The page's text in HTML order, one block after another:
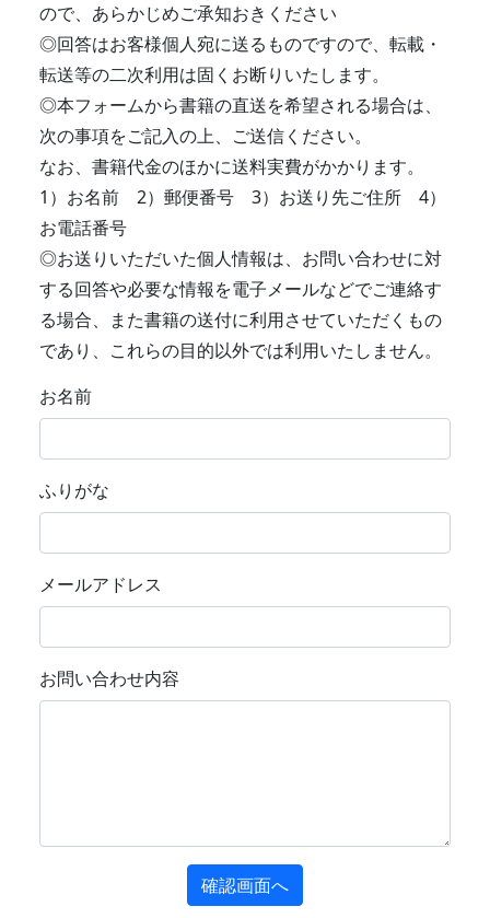
ので、あらかじめご承知おきください
◎回答はお客様個人宛に送るものですので、転載・
転送等の二次利用は固くお断りいたします。
◎本フォームから書籍の直送を希望される場合は、
次の事項をご記入の上、ご送信ください。
なお、書籍代金のほかに送料実費がかかります。
1）お名前 2）郵便番号 3）お送り先ご住所 4）
お電話番号
◎お送りいただいた個人情報は、お問い合わせに対
する回答や必要な情報を電子メールなどでご連絡す
る場合、また書籍の送付に利用させていただくもの
であり、これらの目的以外では利用いたしません。
お名前
ふりがな
メールアドレス
お問い合わせ内容